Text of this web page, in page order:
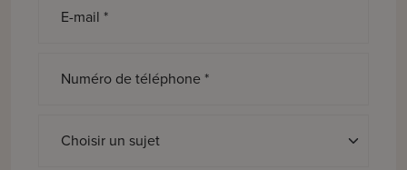
E-mail *
Numéro de téléphone *